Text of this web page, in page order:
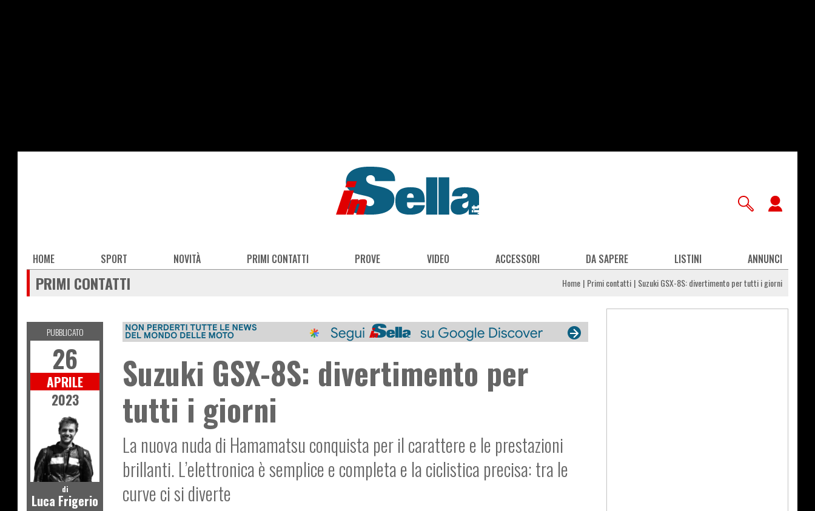
Main
navigation
HOME SPORT NOVITÀ PRIMI CONTATTI PROVE VIDEO ACCESSORI DA SAPERE LISTINI ANNUNCI
PRIMI CONTATTI Home Primi contatti Suzuki GSX-8S: divertimento per tutti i giorni
Suzuki GSX-8S: divertimento per
tutti i giorni
La nuova nuda di Hamamatsu conquista per il carattere e le prestazioni
brillanti. L’elettronica è semplice e completa e la ciclistica precisa: tra le
curve ci si diverte
PUBBLICATO
26
APRILE
2023
di
Luca Frigerio